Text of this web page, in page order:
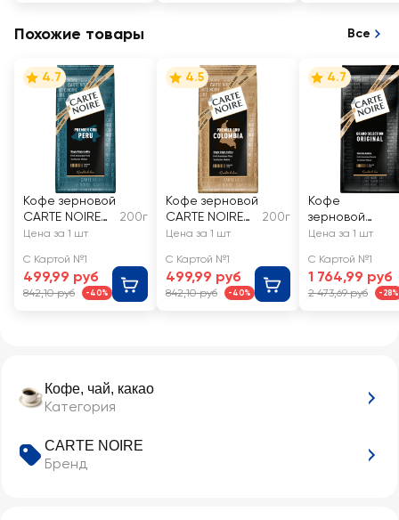
Кофе, чай, какао
Категория
CARTE NOIRE
Бренд
Похожие товары Все
4.7
Кофе зерновой
CARTE NOIRE
Премьер Крю
натуральный
жареный
200г
Цена за 1 шт
С Картой №1
499,99 руб
842,10 руб -40%
4.5
Кофе зерновой
CARTE NOIRE
Премьер Крю
натуральный
жареный
200г
Цена за 1 шт
С Картой №1
499,99 руб
842,10 руб -40%
4.7
Кофе
зерновой
CARTE NOIRE
жареный
Цена за 1 шт
С Картой №1
1 764,99 руб
2 473,69 руб -28%